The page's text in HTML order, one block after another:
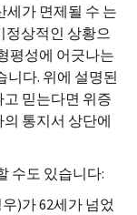
세가 면제될 수 는
정상적인 상황으
평성에 어긋나는
니다. 위에 설명된
믿는다면 위증
통지서 상단에
수도 있습니다:
)가 62세가 넘었